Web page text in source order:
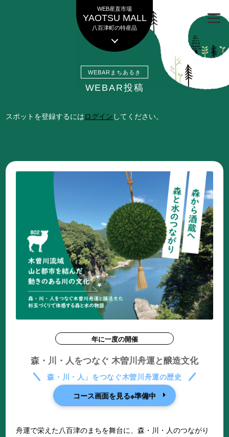
WEB産直市場
YAOTSU MALL
八百津町の特産品
ッ
WEBAR投稿
スポットを登録するには ログイン してください。
年に一度の開催
森・川・人をつなぐ 木曽川舟運と醸造文化
森・川・人」をつなぐ木曽川舟運の歴史
コース画面を見る※準備中
舟運で栄えた八百津のまちを舞台に、森・川・人のつながり